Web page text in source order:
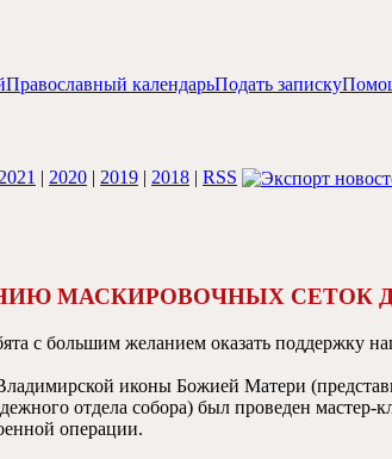
Православный календарьПодать записку
2021 | 2020 | 2019 | 2018 | RSS
МАСКИРОВОЧНЫХ СЕТОК
с большим желанием оказать поддержку
иконы Божией Матери
отдела собора) был проведен мастер-
операции.